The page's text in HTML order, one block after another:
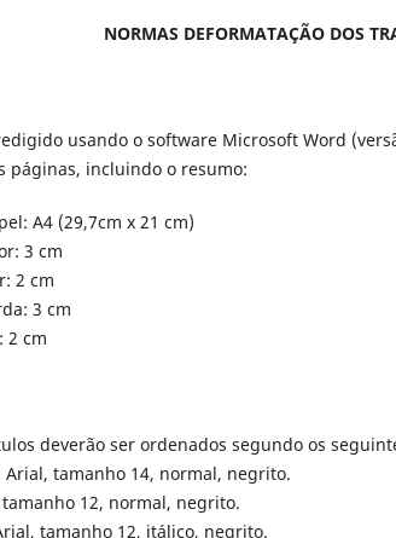
NORMAS DEFORMATAÇÃO DOS
usando o software Microsoft Word
páginas, incluindo o resumo:
A4 (29,7cm x 21 cm)
3 cm
2 cm
3 cm
2 cm
deverão ser ordenados segundo os
tamanho 14, normal, negrito.
12, normal, negrito.
tamanho 12, itálico, negrito.